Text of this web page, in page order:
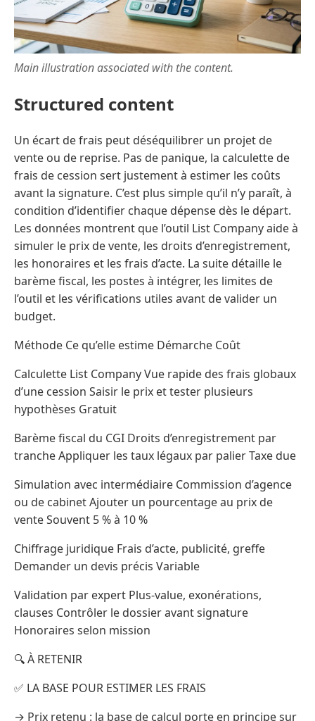
Main illustration associated with the content.
Structured content
Un écart de frais peut déséquilibrer un projet de
vente ou de reprise. Pas de panique, la calculette de
frais de cession sert justement à estimer les coûts
avant la signature. C’est plus simple qu’il n’y paraît, à
condition d’identifier chaque dépense dès le départ.
Les données montrent que l’outil List Company aide à
simuler le prix de vente, les droits d’enregistrement,
les honoraires et les frais d’acte. La suite détaille le
barème fiscal, les postes à intégrer, les limites de
l’outil et les vérifications utiles avant de valider un
budget.
Méthode Ce qu’elle estime Démarche Coût
Calculette List Company Vue rapide des frais globaux
d’une cession Saisir le prix et tester plusieurs
hypothèses Gratuit
Barème fiscal du CGI Droits d’enregistrement par
tranche Appliquer les taux légaux par palier Taxe due
Simulation avec intermédiaire Commission d’agence
ou de cabinet Ajouter un pourcentage au prix de
vente Souvent 5 % à 10 %
Chiffrage juridique Frais d’acte, publicité, greffe
Demander un devis précis Variable
Validation par expert Plus-value, exonérations,
clauses Contrôler le dossier avant signature
Honoraires selon mission
🔍 À RETENIR
✅ LA BASE POUR ESTIMER LES FRAIS
→ Prix retenu : la base de calcul porte en principe sur